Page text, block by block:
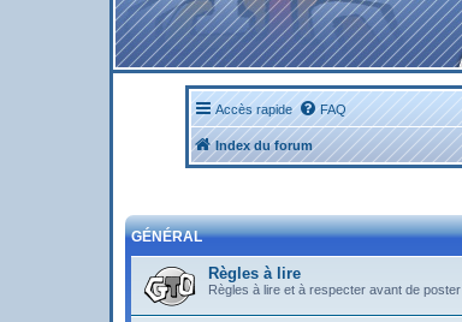
Accès rapide FAQ
Index du forum
GÉNÉRAL
Règles à lire
Règles à lire et à respecter avant de poster